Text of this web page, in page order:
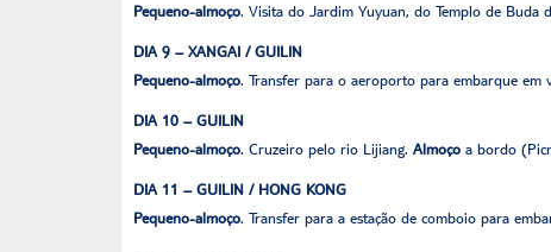
Pequeno-almoço. Visita do Jardim Yuyuan, do Templo de Buda
DIA 9 – XANGAI / GUILIN
Pequeno-almoço. Transfer para o aeroporto para embarque em
DIA 10 – GUILIN
Pequeno-almoço. Cruzeiro pelo rio Lijiang. Almoço a bordo
DIA 11 – GUILIN / HONG KONG
Pequeno-almoço. Transfer para a estação de comboio para